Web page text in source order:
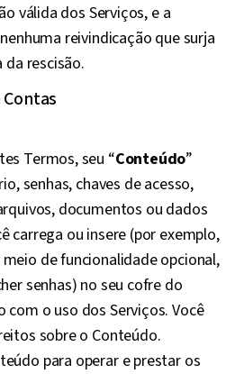
válida dos Serviços, e a
reivindicação que surja
rescisão.
Termos, seu “Conteúdo”
senhas, chaves de acesso,
documentos ou dados
carrega ou insere (por exemplo,
de funcionalidade opcional,
senhas) no seu cofre do
com o uso dos Serviços. Você
sobre o Conteúdo.
para operar e prestar os